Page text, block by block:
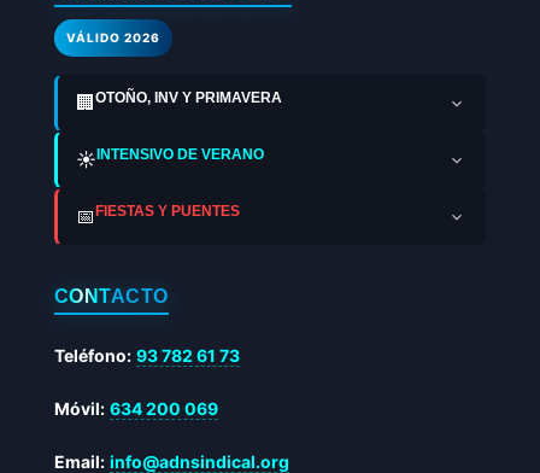
VÁLIDO 2026
🏢 OTOÑO, INV Y PRIMAVERA
☀️INTENSIVO DE VERANO
📅FIESTAS Y PUENTES
CONTACTO
Teléfono: 93 782 61 73
Móvil: 634 200 069
Email: info@adnsindical.org